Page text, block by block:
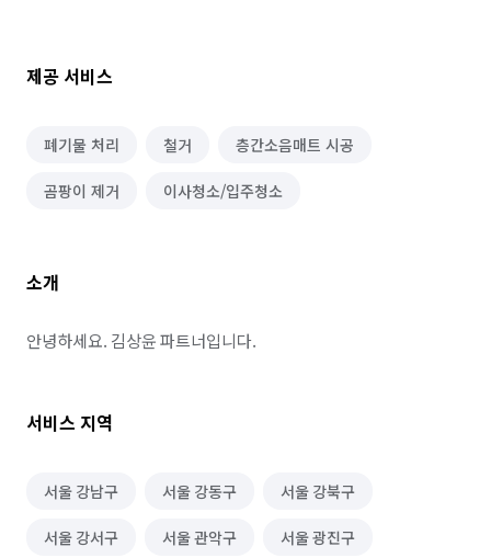
제공 서비스
폐기물 처리 철거 층간소음매트 시공
곰팡이 제거 이사청소/입주청소
소개
안녕하세요. 김상윤 파트너입니다.
서비스 지역
서울 강남구 서울 강동구 서울 강북구
서울 강서구 서울 관악구 서울 광진구